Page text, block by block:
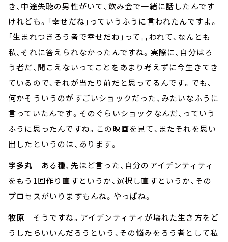
き、中途失聴の男性がいて、飲み会で一緒に話したんです
けれども。「幸せだね」っていうふうに言われたんですよ。
「生まれつきろう者で幸せだね」って言われて、なんとも
私、それに答えられなかったんですね。実際に、自分はろ
う者だ、聞こえないってことをあまり考えずに今生きてき
ているので、それが当たり前だと思ってるんです。でも、
何かそういうのがすごいショックだった、みたいなふうに
言っていたんです。そのぐらいショックなんだ、っていう
ふうに思ったんですね。この映画を見て、またそれを思い
出したというのは、あります。
宇多丸 ある種、先ほど言った、自分のアイデンティティ
をもう1回作り直すというか、選択し直すというか、その
プロセスがいりますもんね。やっぱね。
牧原 そうですね。アイデンティティが壊れた生き方をど
うしたらいいんだろうという、その悩みをろう者として私